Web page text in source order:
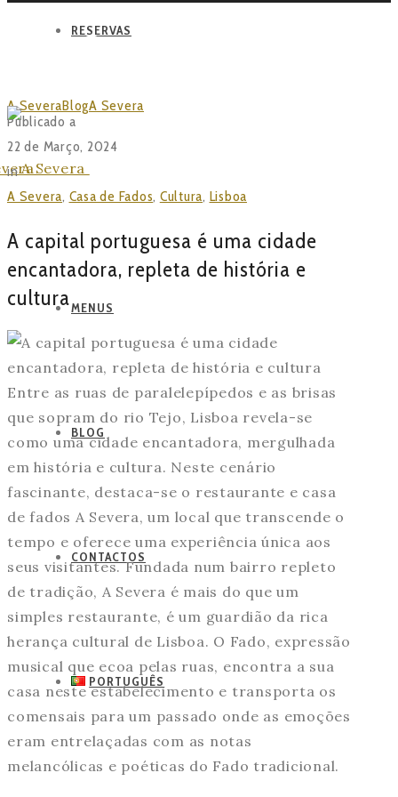
RESERVAS
MENUS
BLOG
CONTACTOS
PORTUGUÊS
BLOG
A SeveraBlogA Severa
encantadora, repleta de história e cultura
Publicado a
22 de Março, 2024
in
A Severa, Casa de Fados, Cultura, Lisboa
A capital portuguesa é uma cidade
encantadora, repleta de história e
cultura
Entre as ruas de paralelepípedos e as brisas
que sopram do rio Tejo, Lisboa revela-se
como uma cidade encantadora, mergulhada
em história e cultura. Neste cenário
fascinante, destaca-se o restaurante e casa
de fados A Severa, um local que transcende o
tempo e oferece uma experiência única aos
seus visitantes. Fundada num bairro repleto
de tradição, A Severa é mais do que um
simples restaurante, é um guardião da rica
herança cultural de Lisboa. O Fado, expressão
musical que ecoa pelas ruas, encontra a sua
casa neste estabelecimento e transporta os
comensais para um passado onde as emoções
eram entrelaçadas com as notas
melancólicas e poéticas do Fado tradicional.